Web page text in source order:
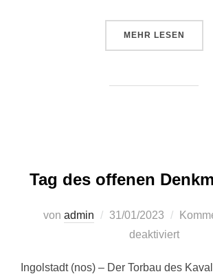
MEHR ÜBER
LESEN
Tag des offenen
von admin
Veröffentlicht
31/01/2023
deaktiviert
Ingolstadt (nos) – Der Torbau des